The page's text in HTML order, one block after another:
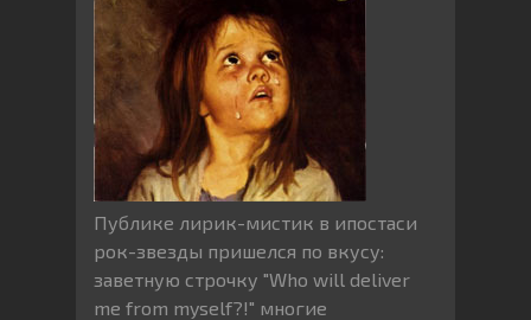
Публике лирик-мистик в ипостаси
рок-звезды пришелся по вкусу:
заветную строчку "Who will deliver
me from myself?!" многие